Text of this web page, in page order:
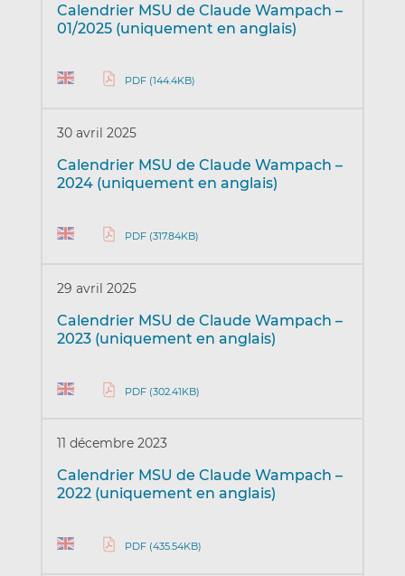
Calendrier MSU de Claude Wampach –
01/2025 (uniquement en anglais)
PDF (144.4KB)
30 avril 2025
Calendrier MSU de Claude Wampach –
2024 (uniquement en anglais)
PDF (317.84KB)
29 avril 2025
Calendrier MSU de Claude Wampach –
2023 (uniquement en anglais)
PDF (302.41KB)
11 décembre 2023
Calendrier MSU de Claude Wampach –
2022 (uniquement en anglais)
PDF (435.54KB)